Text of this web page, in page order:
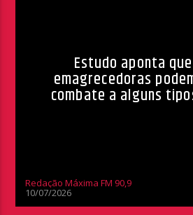
Estudo aponta
emagrecedoras
combate a alguns
Redação Máxima FM 90,9
10/07/2026